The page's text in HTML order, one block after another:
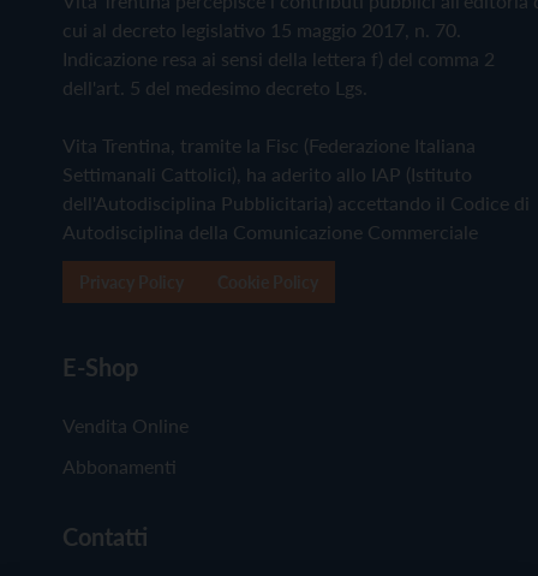
cui al decreto legislativo 15 maggio 2017, n. 70.
Indicazione resa ai sensi della lettera f) del comma 2
dell'art. 5 del medesimo decreto Lgs.
Vita Trentina, tramite la Fisc (Federazione Italiana
Settimanali Cattolici), ha aderito allo IAP (Istituto
dell'Autodisciplina Pubblicitaria) accettando il Codice di
Autodisciplina della Comunicazione Commerciale
E-Shop
Vendita Online
Abbonamenti
Contatti